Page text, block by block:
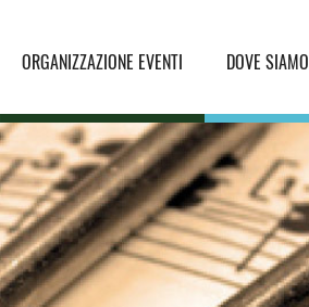
ORGANIZZAZIONE EVENTI DOVE SIAMO